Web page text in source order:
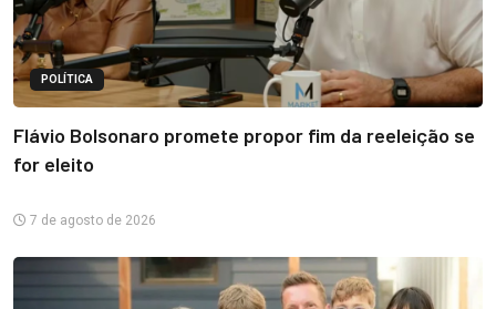
POLÍTICA
Flávio Bolsonaro promete propor fim da reeleição se
for eleito
7 de agosto de 2026